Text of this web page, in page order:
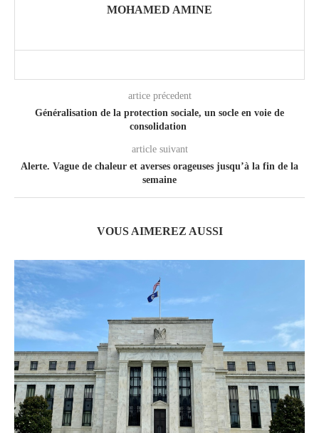
MOHAMED AMINE
artice précedent
Généralisation de la protection sociale, un socle en voie de
consolidation
article suivant
Alerte. Vague de chaleur et averses orageuses jusqu’à la fin de la
semaine
VOUS AIMEREZ AUSSI